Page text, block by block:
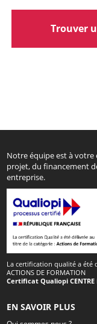
Trouver
Notre équipe est à
projet, du financement
entreprise.
La certification qualité a été
ACTIONS DE FORMATION
Certificat Qualiopi CENTRE
EN SAVOIR PLUS